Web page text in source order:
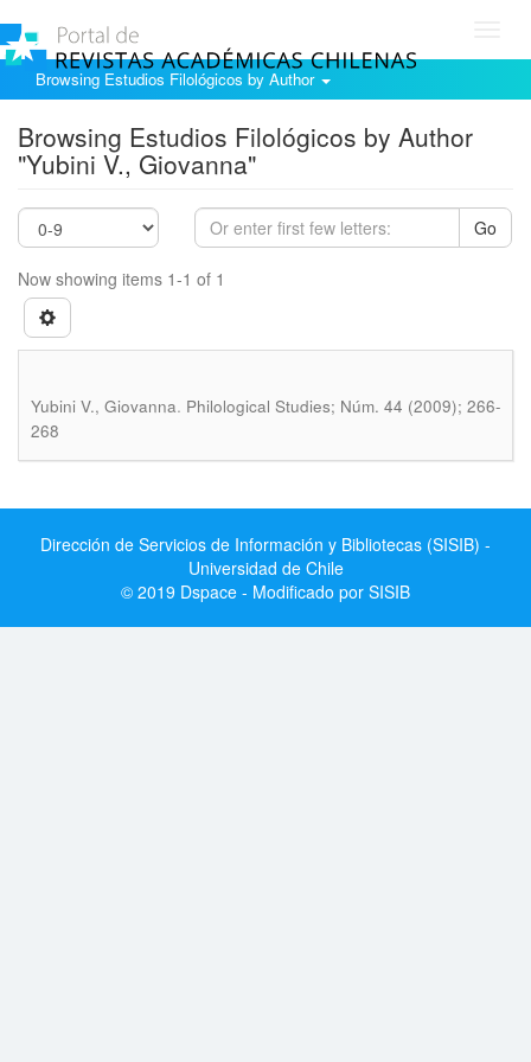
Browsing Estudios Filológicos by Author
Browsing Estudios Filológicos by Author
"Yubini V., Giovanna"
Go
Now showing items 1-1 of 1
Yubini V., Giovanna. Philological Studies; Núm. 44 (2009); 266-
268
Dirección de Servicios de Información y Bibliotecas (SISIB) -
Universidad de Chile
© 2019 Dspace - Modificado por SISIB